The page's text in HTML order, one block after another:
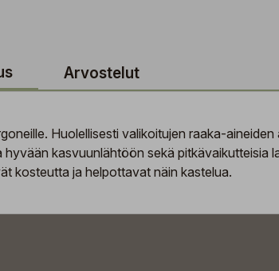
Arvostelut
Huolellisesti valikoitujen raaka-
kasvuunlähtöön sekä pitkävaikutteisia
kosteutta ja helpottavat näin kastelua.